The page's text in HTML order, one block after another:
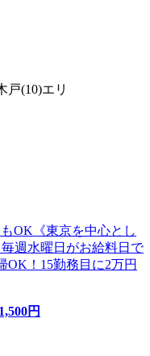
戸(10)エリ
OK《東京を中心とし
週水曜日がお給料日で
OK！15勤務目に2万円
円